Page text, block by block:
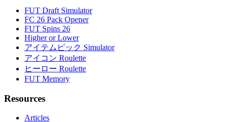
FUT Draft Simulator
FC 26 Pack Opener
FUT Spins 26
Higher or Lower
アイテムピック Simulator
アイコン Roulette
ヒーロー Roulette
FUT Memory
Resources
Articles